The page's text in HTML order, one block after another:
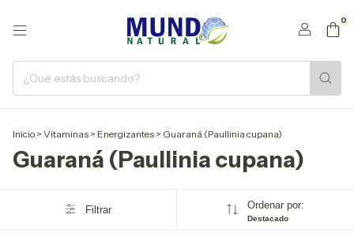
0
Inicio > Vitaminas > Energizantes > Guaraná (Paullinia cupana)
Guaraná (Paullinia cupana)
Filtrar Ordenar por:
Destacado